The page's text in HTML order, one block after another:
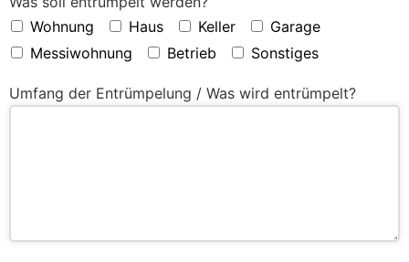
Wohnung
Haus Keller
Garage
Messiwohnung
Betrieb Sonstiges
Umfang der Entrümpelung / Was wird entrümpelt?